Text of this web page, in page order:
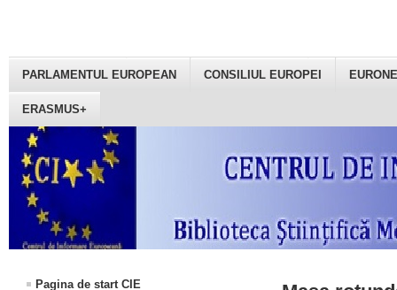
PARLAMENTUL EUROPEAN CONSILIUL EUROPEI
ERASMUS+
Pagina de start CIE